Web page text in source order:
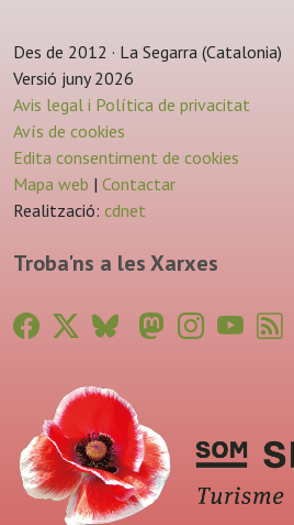
Des de 2012 · La Segarra (Catalonia)
Versió juny 2026
Avis legal i Política de privacitat
Avís de cookies
Edita consentiment de cookies
Mapa web | Contactar
Realització: cdnet
Troba'ns a les Xarxes